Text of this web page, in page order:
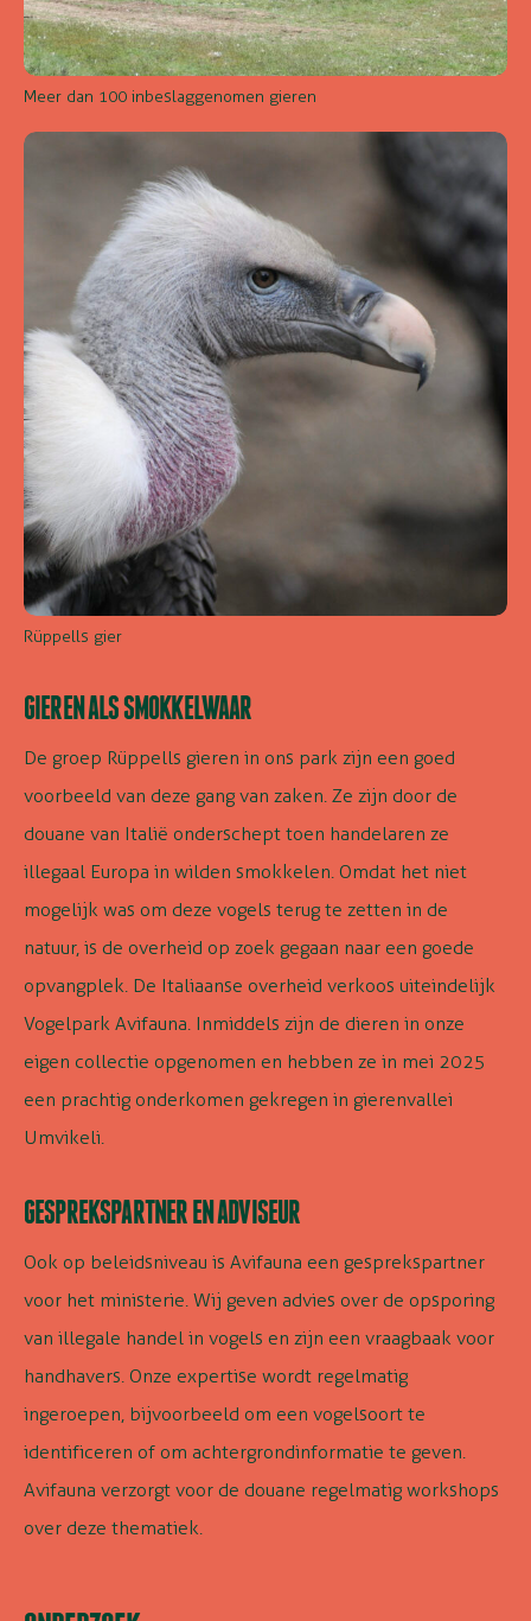
Meer dan 100 inbeslaggenomen gieren
Rüppells gier
GIEREN ALS SMOKKELWAAR
De groep Rüppells gieren in ons park zijn een goed
voorbeeld van deze gang van zaken. Ze zijn door de
douane van Italië onderschept toen handelaren ze
illegaal Europa in wilden smokkelen. Omdat het niet
mogelijk was om deze vogels terug te zetten in de
natuur, is de overheid op zoek gegaan naar een goede
opvangplek. De Italiaanse overheid verkoos uiteindelijk
Vogelpark Avifauna. Inmiddels zijn de dieren in onze
eigen collectie opgenomen en hebben ze in mei 2025
een prachtig onderkomen gekregen in gierenvallei
Umvikeli.
GESPREKSPARTNER EN ADVISEUR
Ook op beleidsniveau is Avifauna een gesprekspartner
voor het ministerie. Wij geven advies over de opsporing
van illegale handel in vogels en zijn een vraagbaak voor
handhavers. Onze expertise wordt regelmatig
ingeroepen, bijvoorbeeld om een vogelsoort te
identificeren of om achtergrondinformatie te geven.
Avifauna verzorgt voor de douane regelmatig workshops
over deze thematiek.